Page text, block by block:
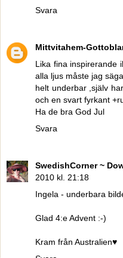
Svara
Mittvitahem-
Lika fina inspirerande
alla ljus måste jag
helt underbar ,själv
och en svart fyrkant
Ha de bra God Jul
Svara
SwedishCorner ~
2010 kl. 21:18
Ingela - underbara
Glad 4:e Advent :-)
Kram från Australien♥